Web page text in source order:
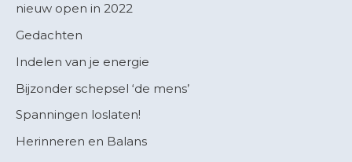
nieuw open in 2022
Gedachten
Indelen van je energie
Bijzonder schepsel ‘de mens’
Spanningen loslaten!
Herinneren en Balans